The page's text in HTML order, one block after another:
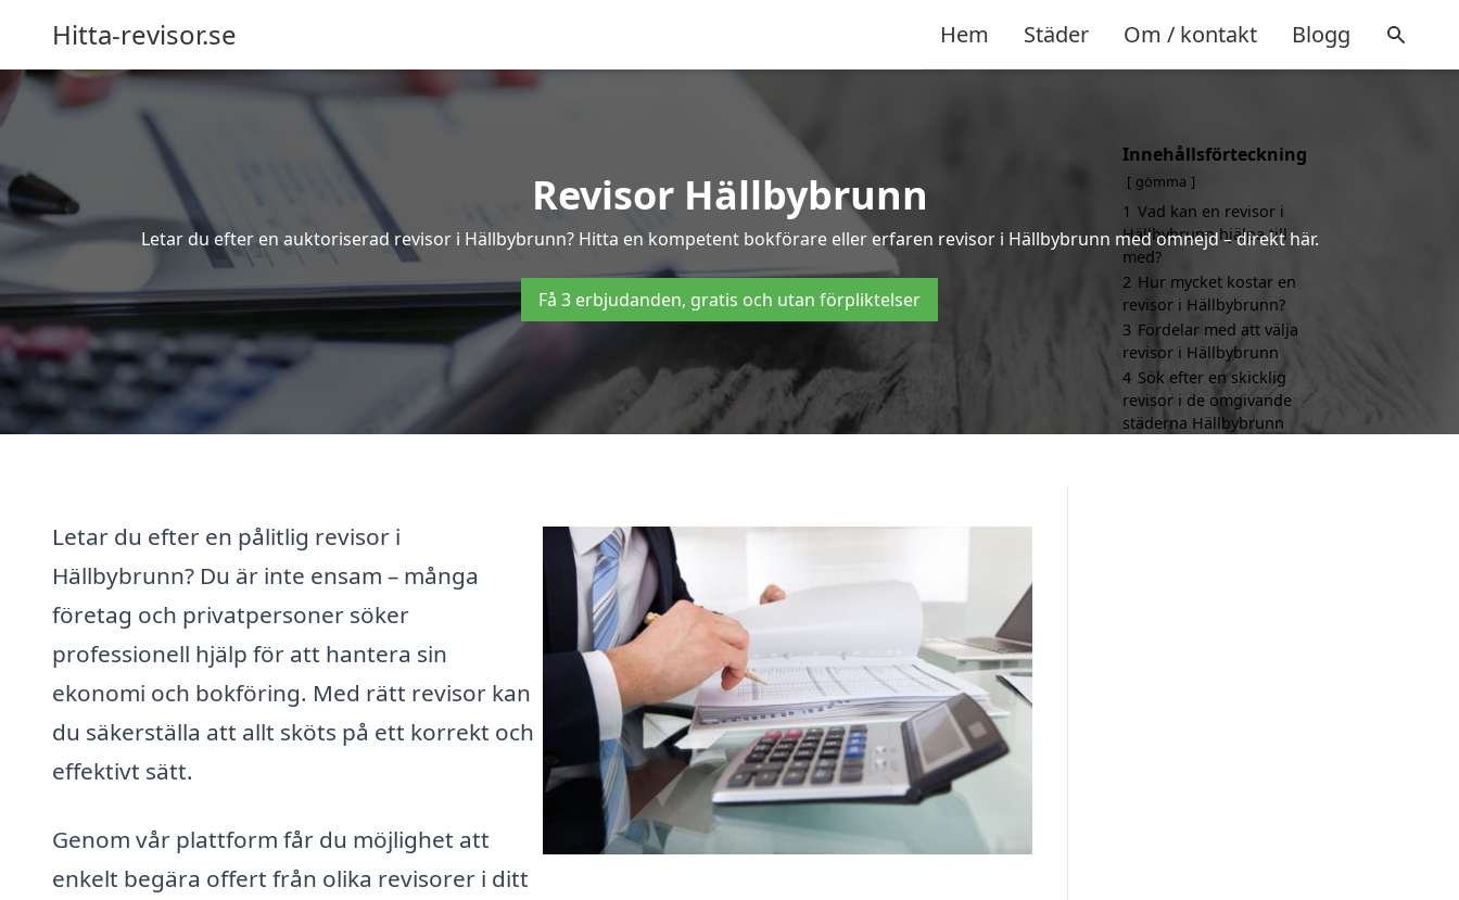
Hitta-revisor.se Hem Städer Om / kontakt Blogg
Revisor Hällbybrunn
Letar du efter en auktoriserad revisor i Hällbybrunn? Hitta en kompetent bokförare eller erfaren revisor i Hällbybrunn med omnejd – direkt här.
Få 3 erbjudanden, gratis och utan förpliktelser
Letar du efter en pålitlig revisor i
Hällbybrunn? Du är inte ensam – många
företag och privatpersoner söker
professionell hjälp för att hantera sin
ekonomi och bokföring. Med rätt revisor kan
du säkerställa att allt sköts på ett korrekt och
effektivt sätt.
Genom vår plattform får du möjlighet att
enkelt begära offert från olika revisorer i ditt
Innehållsförteckning
gömma
1 Vad kan en revisor i
Hällbybrunn hjälpa till
med?
2 Hur mycket kostar en
revisor i Hällbybrunn?
3 Fördelar med att välja
revisor i Hällbybrunn
4 Sök efter en skicklig
revisor i de omgivande
städerna Hällbybrunn